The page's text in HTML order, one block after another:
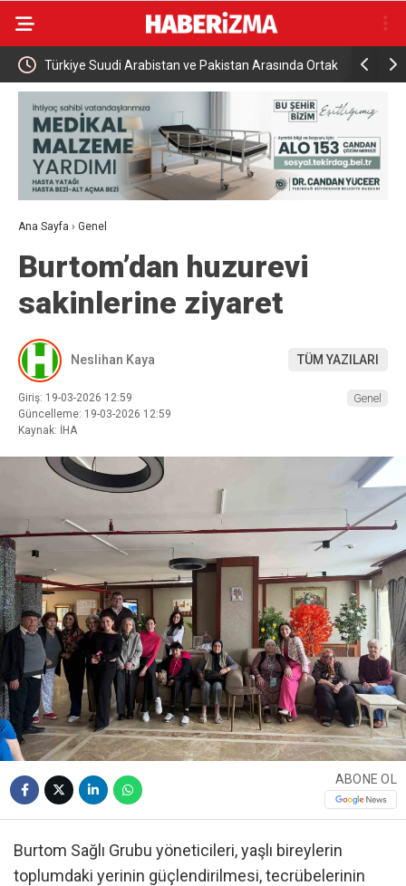
Türkiye Suudi Arabistan ve Pakistan Arasında Ortak
Savunma Anlaşması
Rusya
saldırısı
Ana Sayfa › Genel
Burtom’dan huzurevi
sakinlerine ziyaret
Neslihan Kaya TÜM YAZILARI
Giriş: 19-03-2026 12:59
Güncelleme: 19-03-2026 12:59
Kaynak: İHA
Genel
ABONE OL
Burtom Sağlı Grubu yöneticileri, yaşlı bireylerin
toplumdaki yerinin güçlendirilmesi, tecrübelerinin